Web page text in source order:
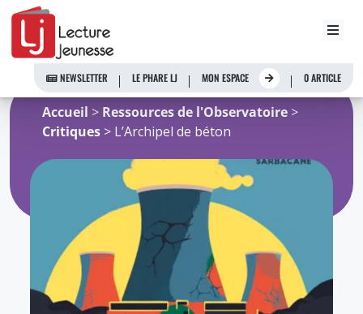
Aller
contenu
NEWSLETTER LE PHARE LJ MON ESPACE 0 ARTICLE
Accueil > Ressources de l'Observatoire >
Critiques > L’Archipel de béton